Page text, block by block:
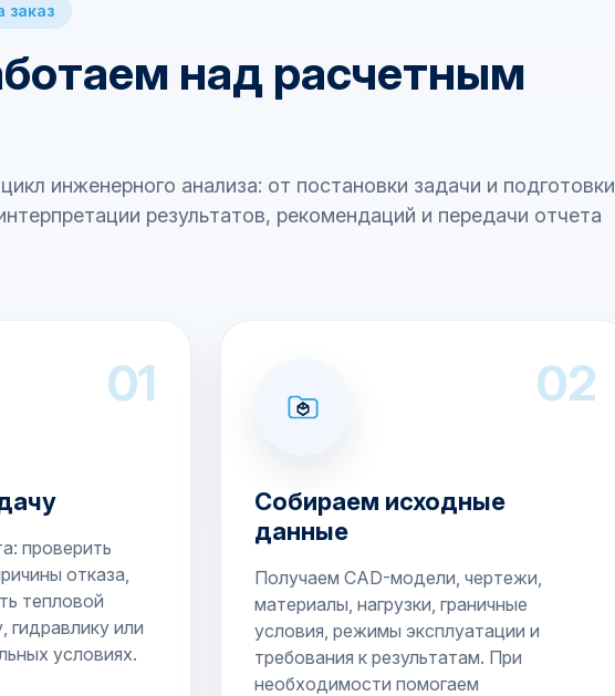
заказ
над расчетным
инженерного анализа: от постановки задачи и подготовки
результатов, рекомендаций и передачи отчета
01
проверить
отказа,
тепловой
или
условиях.
02
Собираем исходные
данные
Получаем CAD-модели, чертежи,
материалы, нагрузки, граничные
условия, режимы эксплуатации и
требования к результатам. При
необходимости помогаем